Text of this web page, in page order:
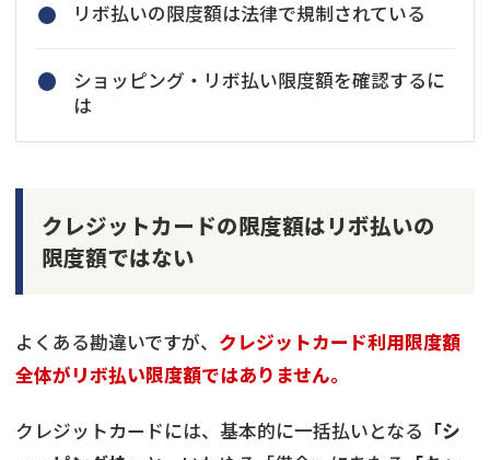
リボ払いの限度額は法律で規制されている
ショッピング・リボ払い限度額を確認するに
は
クレジットカードの限度額はリボ払いの
限度額ではない
よくある勘違いですが、 クレジットカード利用限度額
全体がリボ払い限度額ではありません。
クレジットカードには、基本的に一括払いとなる 「シ